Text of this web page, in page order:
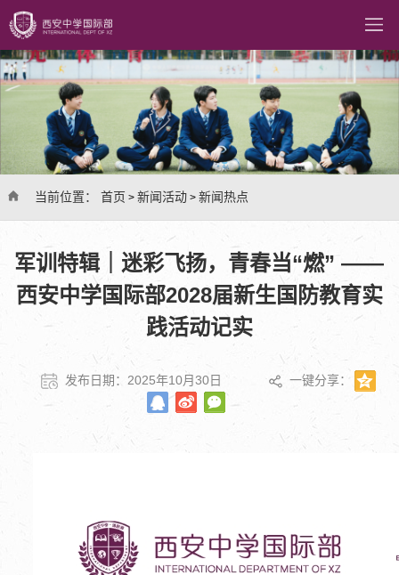
当前位置： 首页 > 新闻活动> 新闻热点
军训特辑｜迷彩飞扬，青春当“燃” ——
西安中学国际部2028届新生国防教育实
践活动记实
发布日期：2025年10月30日 一键分享：